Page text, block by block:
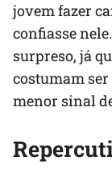
jovem fazer
confiasse
surpreso, já
costumam
menor sinal